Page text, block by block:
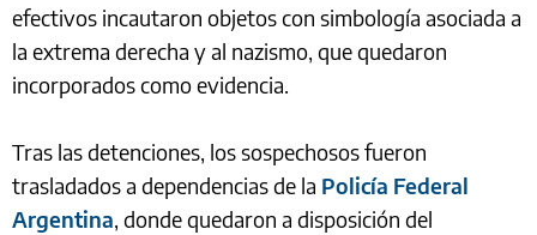
efectivos incautaron objetos con simbología asociada a
la extrema derecha y al nazismo, que quedaron
incorporados como evidencia.
Tras las detenciones, los sospechosos fueron
trasladados a dependencias de la Policía Federal
Argentina, donde quedaron a disposición del